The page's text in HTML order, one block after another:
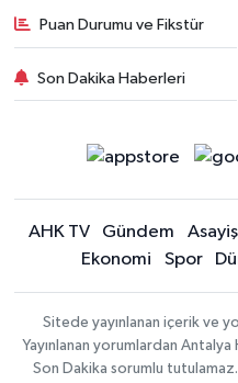
Puan Durumu ve Fikstür
Son Dakika Haberleri
AHK TV Gündem Asayiş
Ekonomi
Spor
Sitede yayınlanan içerik ve
Yayınlanan yorumlardan
Son Dakika sorumlu